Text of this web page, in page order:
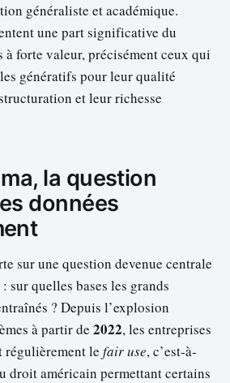
généraliste et académique.
une part significative du
à forte valeur, précisément ceux qui
génératifs pour leur qualité
et leur richesse
la question
données
sur une question devenue centrale
sur quelles bases les grands
? Depuis l’explosion
à partir de 2022, les entreprises
régulièrement le fair use, c’est-à-
droit américain permettant certains